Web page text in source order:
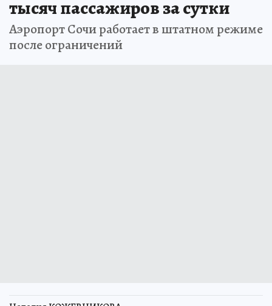
тысяч пассажиров за сутки
Аэропорт Сочи работает в штатном режиме
после ограничений